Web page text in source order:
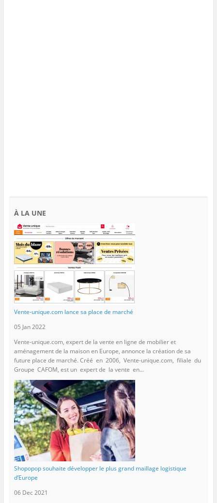
À LA UNE
Vente-unique.com lance sa place de marché
05 Jan 2022
Vente-unique.com, expert de la vente en ligne de mobilier et
aménagement de la maison en Europe, annonce la création de sa
future place de marché. Créé en 2006, Vente-unique.com, filiale du
Groupe CAFOM, est un expert de la vente en...
Shopopop souhaite développer le plus grand maillage logistique
d’Europe
06 Dec 2021